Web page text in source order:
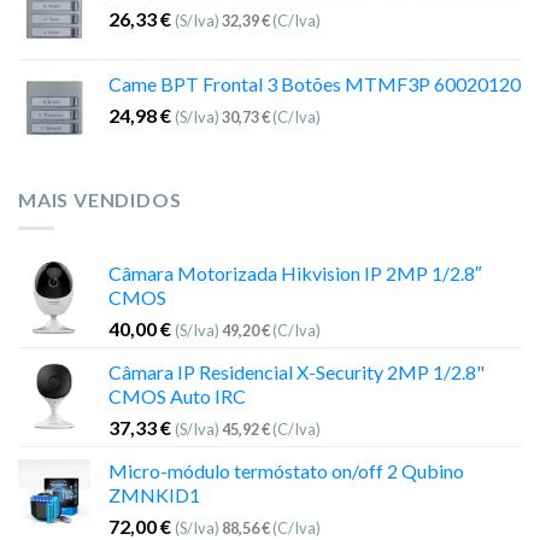
26,33€ (S/Iva)32,39€(C/Iva)
Came BPT Frontal 3 Botões MTMF3P 60020120
24,98€ (S/Iva)30,73€(C/Iva)
MAIS VENDIDOS
Câmara Motorizada Hikvision IP 2MP 1/2.8″
CMOS
40,00€ (S/Iva)49,20€(C/Iva)
Câmara IP Residencial X-Security 2MP 1/2.8"
CMOS Auto IRC
37,33€ (S/Iva)45,92€(C/Iva)
Micro-módulo termóstato on/off 2 Qubino
ZMNKID1
72,00€ (S/Iva) 88,56€(C/Iva)